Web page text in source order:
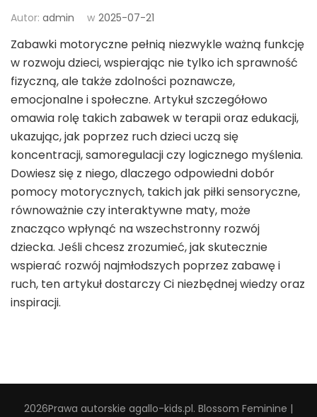
Autor: admin w 2025-07-21
Zabawki motoryczne pełnią niezwykle ważną funkcję
w rozwoju dzieci, wspierając nie tylko ich sprawność
fizyczną, ale także zdolności poznawcze,
emocjonalne i społeczne. Artykuł szczegółowo
omawia rolę takich zabawek w terapii oraz edukacji,
ukazując, jak poprzez ruch dzieci uczą się
koncentracji, samoregulacji czy logicznego myślenia.
Dowiesz się z niego, dlaczego odpowiedni dobór
pomocy motorycznych, takich jak piłki sensoryczne,
równoważnie czy interaktywne maty, może
znacząco wpłynąć na wszechstronny rozwój
dziecka. Jeśli chcesz zrozumieć, jak skutecznie
wspierać rozwój najmłodszych poprzez zabawę i
ruch, ten artykuł dostarczy Ci niezbędnej wiedzy oraz
inspiracji.
2026Prawa autorskie agallo-kids.pl. Blossom Feminine |